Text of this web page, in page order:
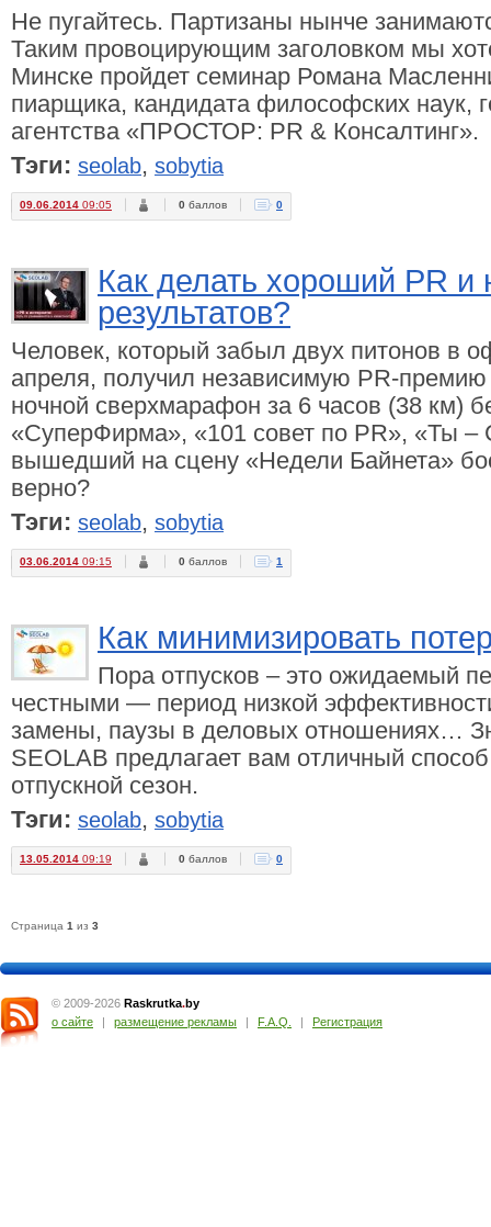
Не пугайтесь. Партизаны нынче
Таким провоцирующим заголовком мы
Минске пройдет семинар Романа
пиарщика, кандидата философских наук,
агентства «ПРОСТОР: PR & Консалтинг».
Тэги: seolab, sobytia
09.06.2014 09:05 0 баллов 0
Как делать хороший PR и
результатов?
Человек, который забыл двух питонов в
апреля, получил независимую PR-
ночной сверхмарафон за 6 часов (38 км)
«СуперФирма», «101 совет по PR», «Ты –
вышедший на сцену «Недели Байнета»
верно?
Тэги: seolab, sobytia
03.06.2014 09:15 0 баллов 1
Как минимизировать
Пора отпусков – это ожидаемый
честными — период низкой
замены, паузы в деловых отношениях…
SEOLAB предлагает вам отличный
отпускной сезон.
Тэги: seolab, sobytia
13.05.2014 09:19 0 баллов 0
Страница 1 из 3
© 2009-2026 Raskrutka.by
о сайте
| размещение рекламы | F.A.Q. | Регистрация